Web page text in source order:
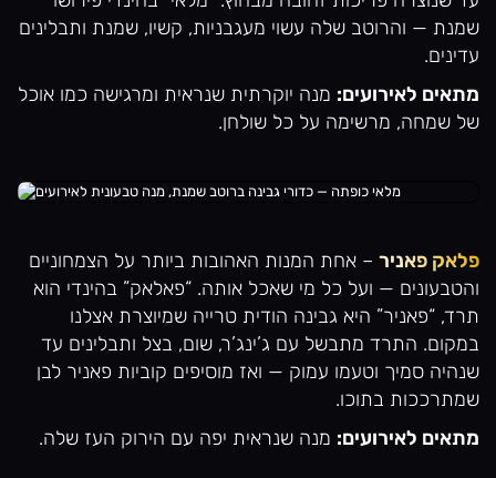
שמנת — והרוטב שלה עשוי מעגבניות, קשיו, שמנת ותבלינים
עדינים.
מתאים לאירועים: מנה יוקרתית שנראית ומרגישה כמו אוכל
של שמחה, מרשימה על כל שולחן.
פלאק פאניר – אחת המנות האהובות ביותר על הצמחוניים
והטבעונים — ועל כל מי שאכל אותה. “פאלאק” בהינדי הוא
תרד, “פאניר” היא גבינה הודית טרייה שמיוצרת אצלנו
במקום. התרד מתבשל עם ג’ינג’ר, שום, בצל ותבלינים עד
שנהיה סמיך וטעמו עמוק — ואז מוסיפים קוביות פאניר לבן
שמתרככות בתוכו.
מתאים לאירועים: מנה שנראית יפה עם הירוק העז שלה.